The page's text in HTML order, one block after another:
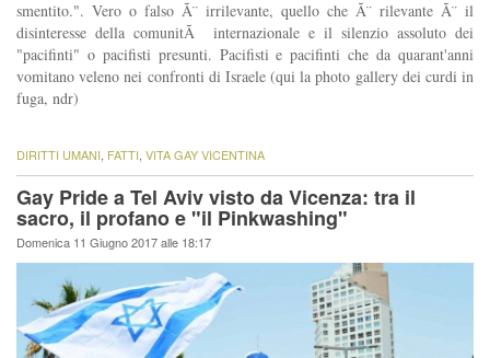
smentito.". Vero o falso Ã¨ irrilevante, quello che Ã¨ rilevante Ã¨ il
disinteresse della comunitÃ internazionale e il silenzio assoluto dei
"pacifinti" o pacifisti presunti. Pacifisti e pacifinti che da quarant'anni
vomitano veleno nei confronti di Israele (qui la photo gallery dei curdi in
fuga, ndr)
DIRITTI UMANI FATTI VITA GAY VICENTINA
Gay Pride a Tel Aviv visto da Vicenza: tra il
sacro, il profano e "il Pinkwashing"
Domenica 11 Giugno 2017 alle 18:17